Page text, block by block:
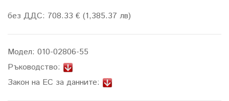
без ДДС: 708.33 € (1,385.37 лв)
Модел: 010-02806-55
Ръководство:
Закон на ЕС за данните: